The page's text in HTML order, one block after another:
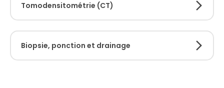
Tomodensitométrie (CT)
Biopsie, ponction et drainage